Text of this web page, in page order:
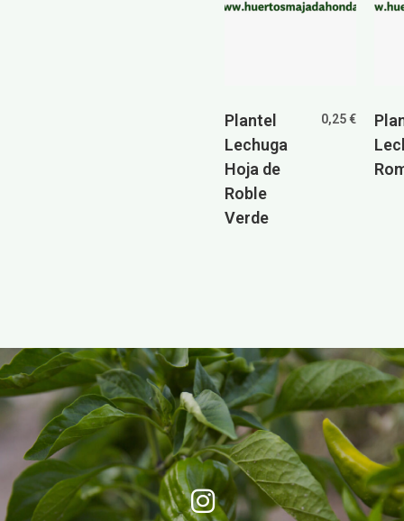
Plantel
Lechuga
Hoja de
Roble
Verde
0,25€